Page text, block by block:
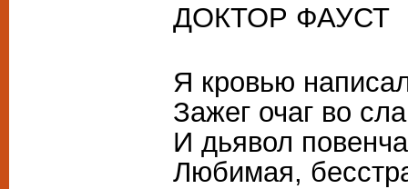
ДОКТОР ФАУСТ
Я кровью
Зажег очаг во
И дьявол
Любимая,